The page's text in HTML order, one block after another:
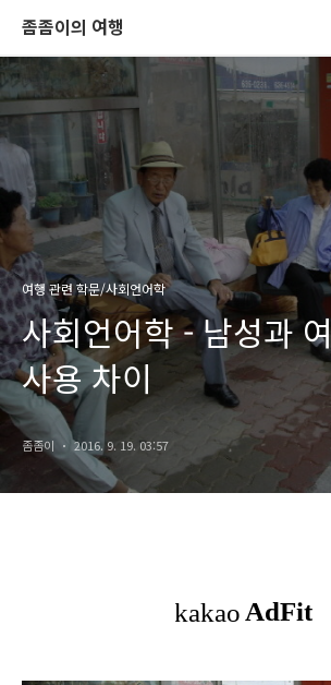
좀좀이의 여행
여행 관련 학문/사회언어학
사회언어학 - 남성과
사용 차이
좀좀이 2016. 9. 19. 03:57